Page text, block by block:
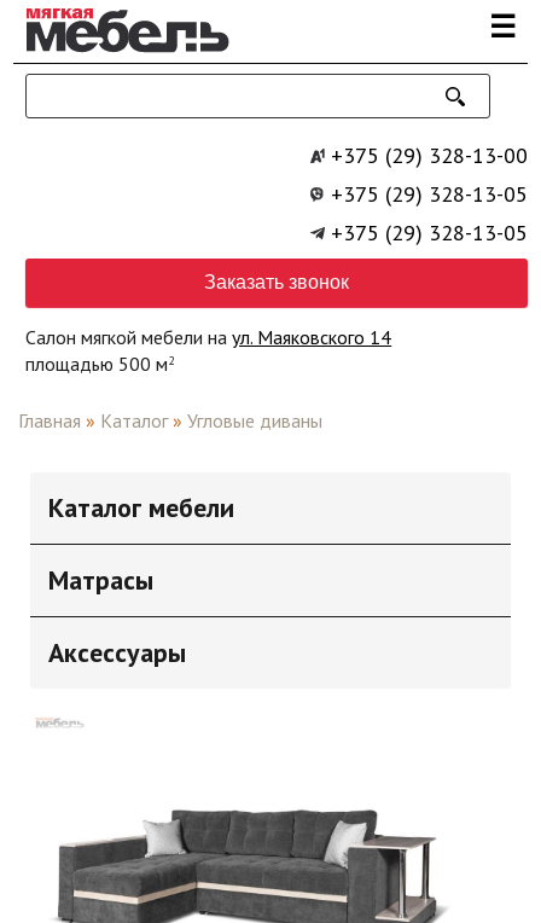
Перейти к основному содержанию ☰
+375 (29) 328-13-00
+375 (29) 328-13-05
+375 (29) 328-13-05
Заказать звонок
Салон мягкой мебели наул. Маяковского 14
площадью 500 м2
Главная » Каталог » Угловые диваны
Каталог мебели
Матрасы
Аксессуары